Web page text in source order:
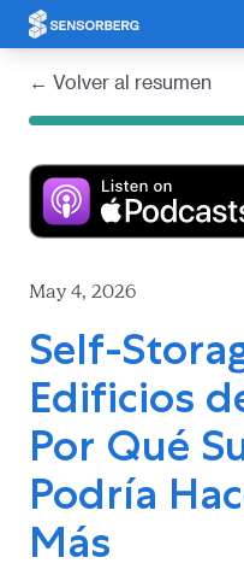
Panel de gestión de cookies
← Volver al resumen
May 4, 2026
Self-
Edificios
Por Qué
Podría
Más